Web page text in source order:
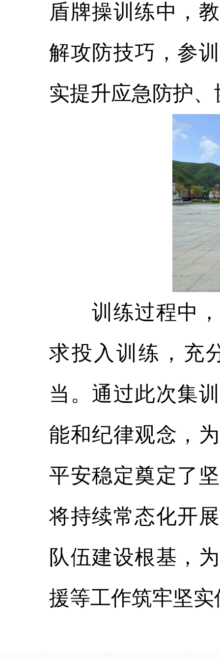
盾牌操训练中，
解攻防技巧，参
实提升应急防护
训练过程中，
求投入训练，充
当。通过此次集
能和纪律观念，
平安稳定奠定了
将持续常态化开
队伍建设根基，
援等工作筑牢坚实